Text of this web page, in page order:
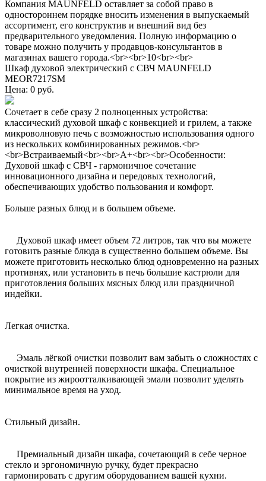
Компания MAUNFELD оставляет за собой право в
одностороннем порядке вносить изменения в выпускаемый
ассортимент, его конструктив и внешний вид без
предварительного уведомления. Полную информацию о
товаре можно получить у продавцов-консультантов в
магазинах вашего города.<br><br>10<br><br>
Шкаф духовой электрический с СВЧ MAUNFELD
MEOR7217SM
Цена: 0 руб.
Сочетает в себе сразу 2 полноценных устройства:
классический духовой шкаф с конвекцией и грилем, а также
микроволновую печь с возможностью использования одного
из нескольких комбинированных режимов.<br>
<br>Встраиваемый<br><br>A+<br><br>Особенности:
Духовой шкаф с СВЧ - гармоничное сочетание
инновационного дизайна и передовых технологий,
обеспечивающих удобство пользования и комфорт.
Больше разных блюд и в большем объеме.
Духовой шкаф имеет объем 72 литров, так что вы можете
готовить разные блюда в существенно большем объеме. Вы
можете приготовить несколько блюд одновременно на разных
противнях, или установить в печь большие кастрюли для
приготовления больших мясных блюд или праздничной
индейки.
Легкая очистка.
Эмаль лёгкой очистки позволит вам забыть о сложностях с
очисткой внутренней поверхности шкафа. Специальное
покрытие из жироотталкивающей эмали позволит уделять
минимальное время на уход.
Стильный дизайн.
Премиальный дизайн шкафа, сочетающий в себе черное
стекло и эргономичную ручку, будет прекрасно
гармонировать с другим оборудованием вашей кухни.